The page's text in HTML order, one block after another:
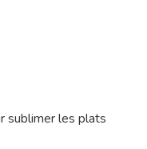
sublimer les plats